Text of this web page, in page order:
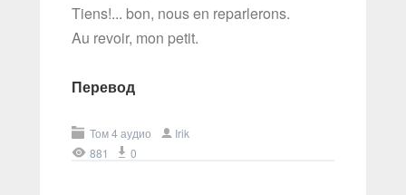
Tiens!... bon, nous en reparlerons.
Au revoir, mon petit.
Перевод
Том 4 аудио
Irik
881
0